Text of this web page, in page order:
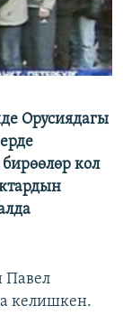
Орусиядагы
кол
Павел
келишкен.